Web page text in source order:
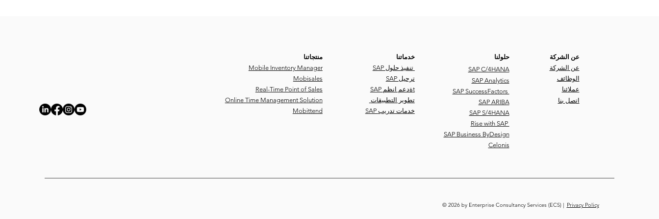
منتجاتنا
Mobile Inventory Manager
Mobisales
Real-Time Point of Sales
Online Time Management Solution
Mobittend
خدماتنا
SAP تنفيذ حلول
SAP ترحيل
SAP ةدعم انظمt
تطوير التطبيقات
SAP خدمات تدريب
حلولنا
SAP C/4HANA
SAP Analytics
SAP SuccessFactors
SAP ARIBA
SAP S/4HANA
Rise with SAP
SAP Business ByDesign
Celonis
عن الشركة
عن الشركة
الوظائف
عملائنا
اتصل بنا
© 2026 by Enterprise Consultancy Services (ECS) | Privacy Policy